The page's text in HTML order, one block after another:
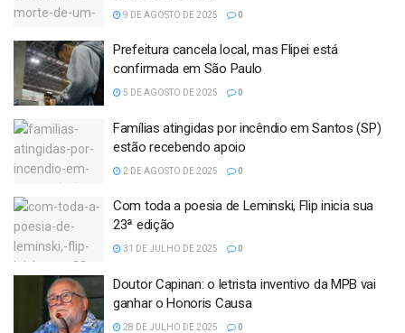
9 DE AGOSTO DE 2025 0
Prefeitura cancela local, mas Flipei está
confirmada em São Paulo
5 DE AGOSTO DE 2025 0
Famílias atingidas por incêndio em Santos (SP)
estão recebendo apoio
2 DE AGOSTO DE 2025 0
Com toda a poesia de Leminski, Flip inicia sua
23ª edição
31 DE JULHO DE 2025 0
Doutor Capinan: o letrista inventivo da MPB vai
ganhar o Honoris Causa
28 DE JULHO DE 2025 0